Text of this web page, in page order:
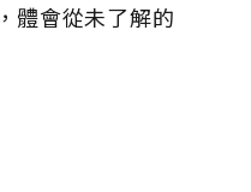
體會從未了解的